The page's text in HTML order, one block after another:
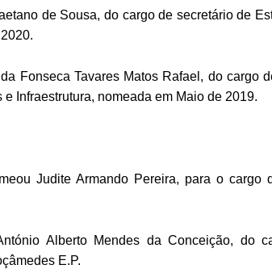
de Sousa, do cargo de secretário de
Fonseca Tavares Matos Rafael, do cargo
Infraestrutura, nomeada em Maio de 2019.
Judite Armando Pereira, para o cargo
Alberto Mendes da Conceição, do
E.P.